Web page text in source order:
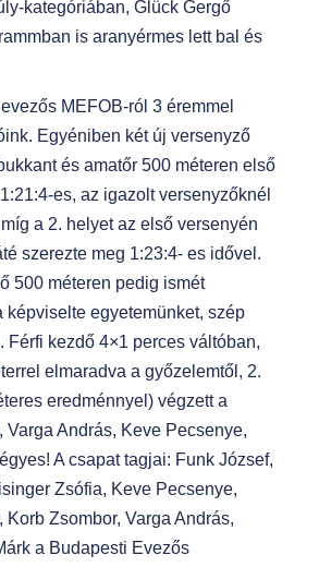
kategóriában, Glück Gergő
is aranyérmes lett bal és
MEFOB-ról 3 éremmel
Egyéniben két új versenyző
és amatőr 500 méteren első
es, az igazolt versenyzőknél
a 2. helyet az első versenyén
szerezte meg 1:23:4- es idővel.
500 méteren pedig ismét
képviselte egyetemünket, szép
Férfi kezdő 4×1 perces váltóban,
elmaradva a győzelemtől, 2.
eredménnyel) végzett a
Varga András, Keve Pecsenye,
A csapat tagjai: Funk József,
Zsófia, Keve Pecsenye,
Korb Zsombor, Varga András,
a Budapesti Evezős